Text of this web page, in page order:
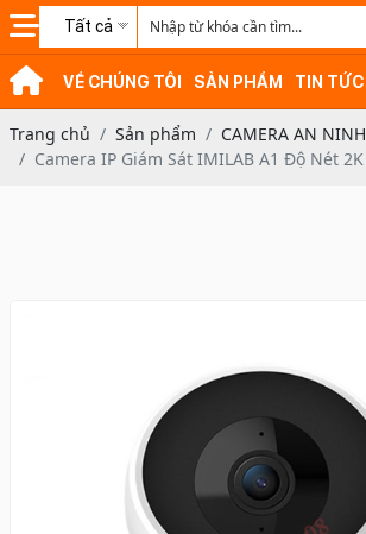
Tất cả
VỀ CHÚNG TÔI SẢN PHẨM TIN TỨC
Trang chủ Sản phẩm
CAMERA AN NINH
Camera IP Giám Sát IMILAB A1 Độ Nét 2K